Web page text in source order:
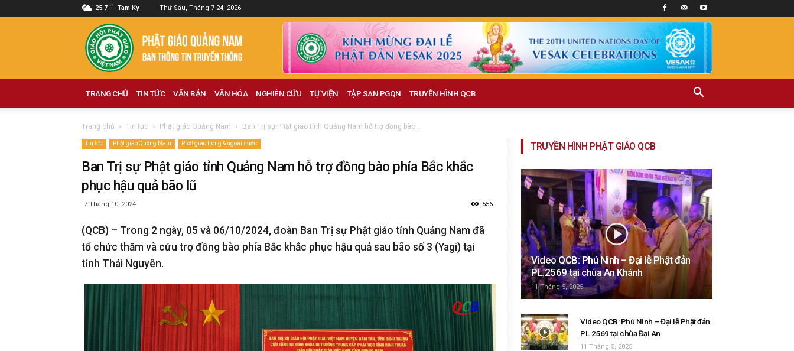
25.7 C Tam Ky Thứ Sáu, Tháng 7 24, 2026
Phật
giáo
Quảng
Nam
TRANG CHỦ TIN TỨC VĂN BẢN VĂN HÓA NGHIÊN CỨU TỰ VIỆN TẬP SAN PGQN TRUYỀN HÌNH QCB
Trang chủ Tin tức Phật giáo Quảng Nam Ban Trị sự Phật giáo tỉnh Quảng Nam hỗ trợ đồng bào...
Tin tức Phật giáo Quảng Nam Phật giáo trong & ngoài nước
Ban Trị sự Phật giáo tỉnh Quảng Nam hỗ trợ đồng bào phía Bắc khắc
phục hậu quả bão lũ
7 Tháng 10, 2024 556
(QCB) – Trong 2 ngày, 05 và 06/10/2024, đoàn Ban Trị sự Phật giáo tỉnh Quảng Nam đã
tổ chức thăm và cứu trợ đồng bào phía Bắc khắc phục hậu quả sau bão số 3 (Yagi) tại
tỉnh Thái Nguyên.
TRUYỀN HÌNH PHẬT GIÁO QCB
Video QCB: Phú Ninh – Đại lễ Phật đản
PL.2569 tại chùa An Khánh
11 Tháng 5, 2025
Video QCB: Phú Ninh – Đại lễ Phật đản
PL.2569 tại chùa Đại An
11 Tháng 5, 2025